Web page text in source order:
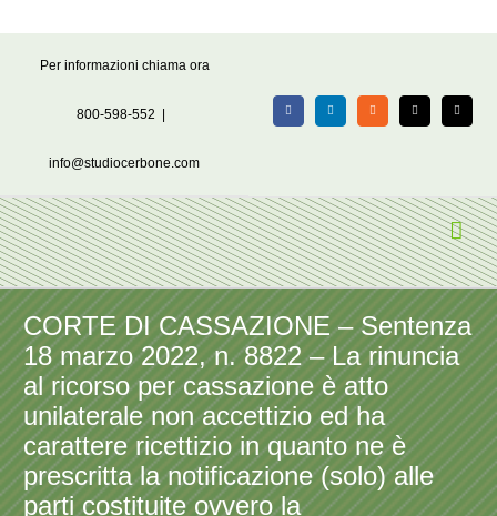
Per informazioni chiama ora
800-598-552
info@studiocerbone.com
FacebookLinkedIn Rss X Email
CORTE DI CASSAZIONE – Sentenza
18 marzo 2022, n. 8822 – La rinuncia
al ricorso per cassazione è atto
unilaterale non accettizio ed ha
carattere ricettizio in quanto ne è
prescritta la notificazione (solo) alle
parti costituite ovvero la